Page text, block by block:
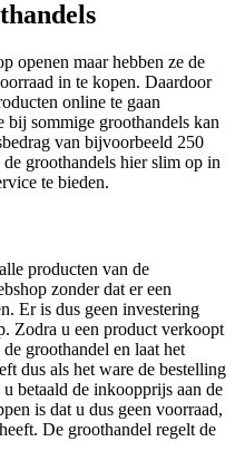
openen maar hebben ze de
in te kopen. Daardoor
online te gaan
bij sommige groothandels kan
van bijvoorbeeld 250
groothandels hier slim op in
te bieden.
producten van de
zonder dat er een
Er is dus geen investering
Zodra u een product verkoopt
groothandel en laat het
dus als het ware de bestelling
betaald de inkoopprijs aan de
is dat u dus geen voorraad,
De groothandel regelt de